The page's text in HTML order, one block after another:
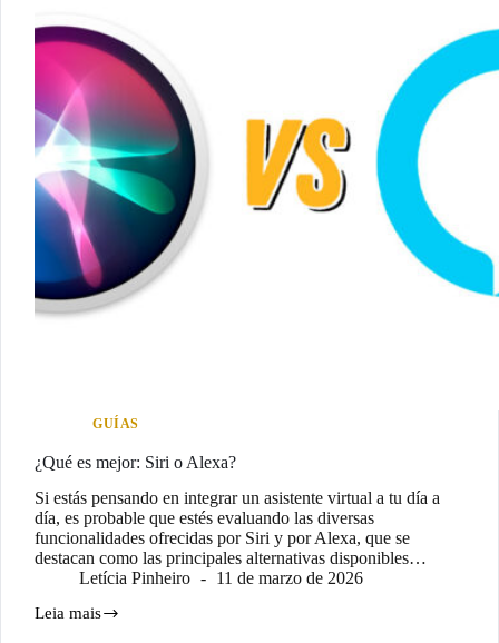
GUÍAS
¿Qué es mejor: Siri o Alexa?
Si estás pensando en integrar un asistente virtual a tu día a
día, es probable que estés evaluando las diversas
funcionalidades ofrecidas por Siri y por Alexa, que se
destacan como las principales alternativas disponibles…
Letícia Pinheiro
11 de marzo de 2026
Leia mais
¿Qué